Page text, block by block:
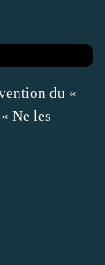
du «
Ne les